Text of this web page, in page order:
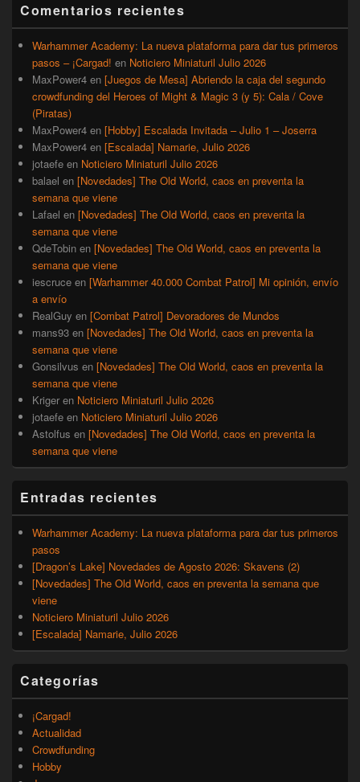
lateral
primaria
Comentarios recientes
Warhammer Academy: La nueva plataforma para dar tus primeros
pasos – ¡Cargad! en Noticiero Miniaturil Julio 2026
MaxPower4 en [Juegos de Mesa] Abriendo la caja del segundo
crowdfunding del Heroes of Might & Magic 3 (y 5): Cala / Cove
(Piratas)
MaxPower4 en [Hobby] Escalada Invitada – Julio 1 – Joserra
MaxPower4 en [Escalada] Namarie, Julio 2026
jotaefe en Noticiero Miniaturil Julio 2026
balael en [Novedades] The Old World, caos en preventa la
semana que viene
Lafael en [Novedades] The Old World, caos en preventa la
semana que viene
QdeTobin en [Novedades] The Old World, caos en preventa la
semana que viene
iescruce en [Warhammer 40.000 Combat Patrol] Mi opinión, envío
a envío
RealGuy en [Combat Patrol] Devoradores de Mundos
mans93 en [Novedades] The Old World, caos en preventa la
semana que viene
Gonsilvus en [Novedades] The Old World, caos en preventa la
semana que viene
Kriger en Noticiero Miniaturil Julio 2026
jotaefe en Noticiero Miniaturil Julio 2026
Astolfus en [Novedades] The Old World, caos en preventa la
semana que viene
Entradas recientes
Warhammer Academy: La nueva plataforma para dar tus primeros
pasos
[Dragon’s Lake] Novedades de Agosto 2026: Skavens (2)
[Novedades] The Old World, caos en preventa la semana que
viene
Noticiero Miniaturil Julio 2026
[Escalada] Namarie, Julio 2026
Categorías
¡Cargad!
Actualidad
Crowdfunding
Hobby